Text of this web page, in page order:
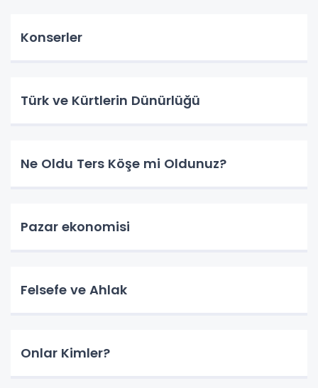
Konserler
Türk ve Kürtlerin Dünürlüğü
Ne Oldu Ters Köşe mi Oldunuz?
Pazar ekonomisi
Felsefe ve Ahlak
Onlar Kimler?